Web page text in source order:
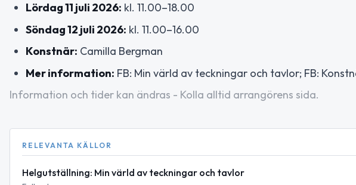
Lördag 11 juli 2026: kl. 11.00–18.00
Söndag 12 juli 2026: kl. 11.00–16.00
Konstnär: Camilla Bergman
Mer information: FB: Min värld av teckningar och tavlor; FB:
Information och tider kan ändras - Kolla alltid arrangörens sida.
RELEVANTA KÄLLOR
Helgutställning: Min värld av teckningar och tavlor